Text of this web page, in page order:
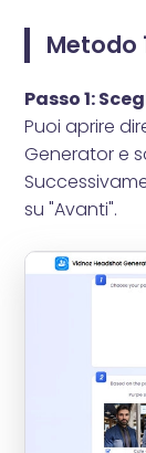
Metodo
Passo 1:
Puoi aprire
Generator e
su "Avanti".